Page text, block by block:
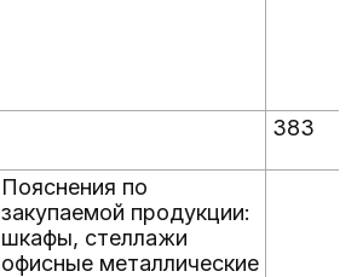
383
Пояснения по
закупаемой продукции:
шкафы, стеллажи
офисные металлические